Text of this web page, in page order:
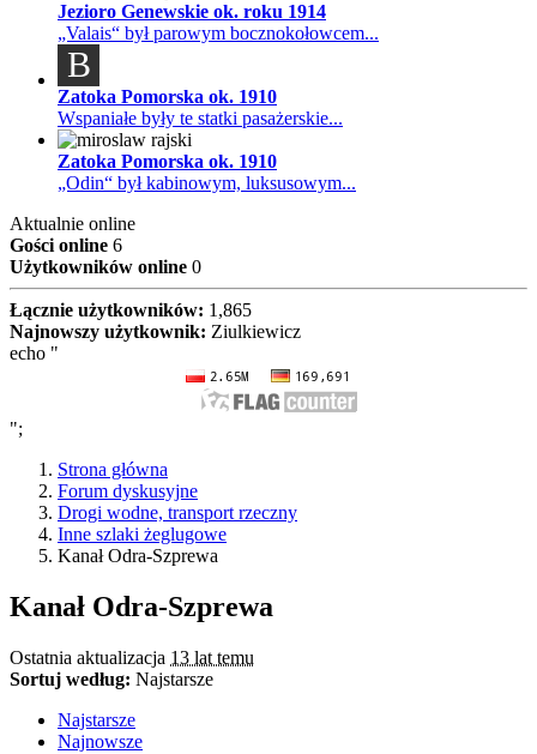
Jezioro Genewskie ok. roku 1914
„Valais“ był parowym bocznokołowcem...
B
Zatoka Pomorska ok. 1910
Wspaniałe były te statki pasażerskie...
Zatoka Pomorska ok. 1910
„Odin“ był kabinowym, luksusowym...
Aktualnie online
Gości online 6
Użytkowników online 0
Łącznie użytkowników: 1,865
Najnowszy użytkownik: Ziulkiewicz
echo "
";
Strona główna
Forum dyskusyjne
Drogi wodne, transport rzeczny
Inne szlaki żeglugowe
Kanał Odra-Szprewa
Kanał Odra-Szprewa
Ostatnia aktualizacja 13 lat temu
Sortuj według: Najstarsze
Najstarsze
Najnowsze